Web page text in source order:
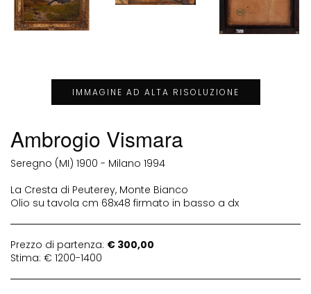
IMMAGINE AD ALTA RISOLUZIONE
Ambrogio Vismara
Seregno (MI) 1900 - Milano 1994
La Cresta di Peuterey, Monte Bianco
Olio su tavola cm 68x48 firmato in basso a dx
Prezzo di partenza: € 300,00
Stima: € 1200-1400